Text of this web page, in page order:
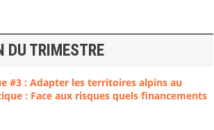
DU TRIMESTRE
#3 : Adapter les territoires alpins au
: Face aux risques quels financements